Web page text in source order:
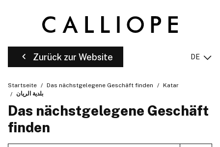
Zurück zur Website DE
Startseite Das nächstgelegene Geschäft finden
Katar
بلدية الريان
Das nächstgelegene Geschäft
finden